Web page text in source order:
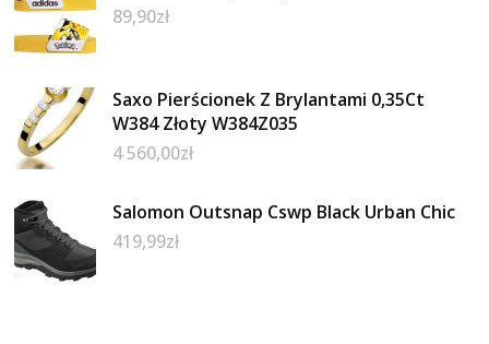
89,90zł
Saxo Pierścionek Z Brylantami 0,35Ct
W384 Złoty W384Z035
4 560,00zł
Salomon Outsnap Cswp Black Urban Chic
419,99zł